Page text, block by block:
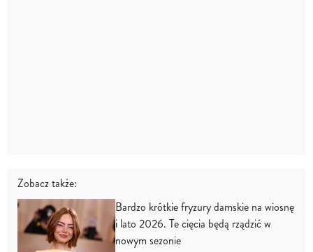
Zobacz także:
Bardzo krótkie fryzury damskie na wiosnę
i lato 2026. Te cięcia będą rządzić w
nowym sezonie